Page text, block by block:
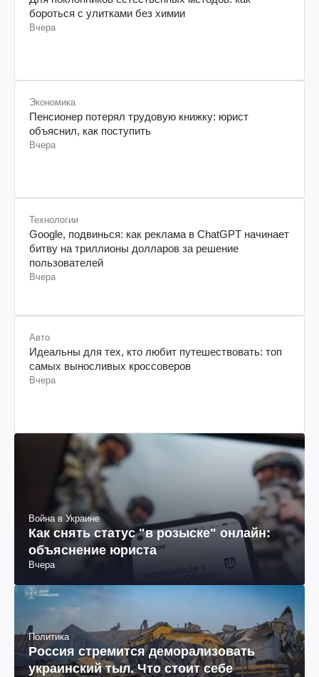
бороться с улитками без химии
Вчера
Экономика
Пенсионер потерял трудовую книжку: юрист
объяснил, как поступить
Вчера
Технологии
Google, подвинься: как реклама в ChatGPT начинает
битву на триллионы долларов за решение
пользователей
Вчера
Авто
Идеальны для тех, кто любит путешествовать: топ
самых выносливых кроссоверов
Вчера
Война в Украине
Как снять статус "в розыске" онлайн:
объяснение юриста
Вчера
Политика
Россия стремится деморализовать
украинский тыл. Что стоит себе